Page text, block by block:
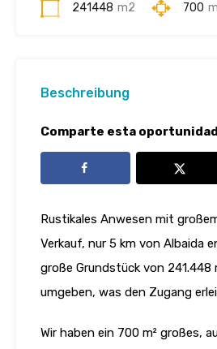
241448 m2 700
Beschreibung
Comparte esta
Rustikales Anwesen mit
Verkauf, nur 5 km von Albaida
große Grundstück von 241.448
umgeben, was den Zugang
Wir haben ein 700 m² großes,